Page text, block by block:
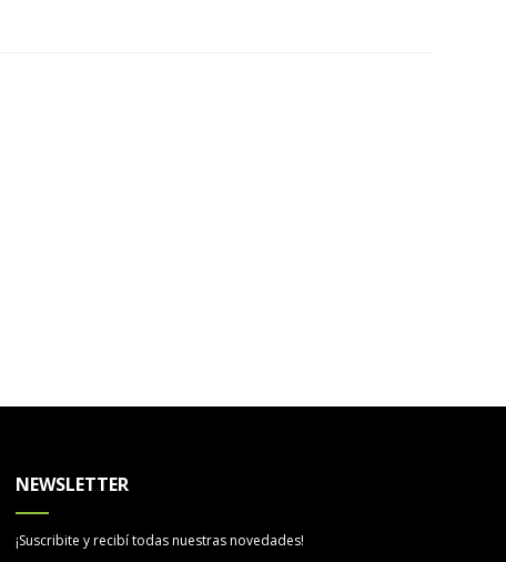
NEWSLETTER
¡Suscribite y recibí todas nuestras novedades!